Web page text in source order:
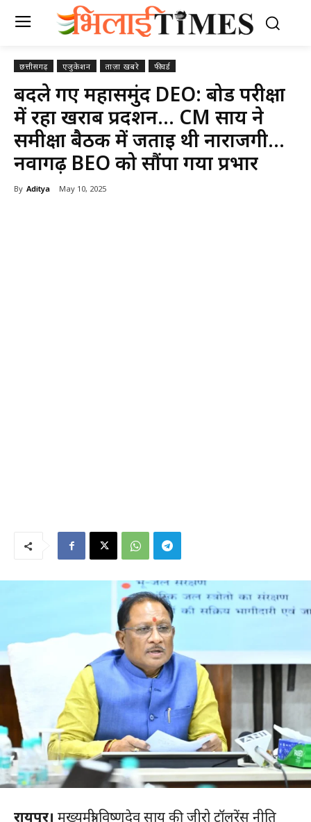
छत्तीसगढ़ एजुकेशन ताज़ा खबरे फीचर्ड
बदले गए महासमुंद DEO: बोर्ड परीक्षा
में रहा खराब प्रदर्शन… CM साय ने
समीक्षा बैठक में जताई थी नाराजगी…
नवागढ़ BEO को सौंपा गया प्रभार
By Aditya May 10, 2025
रायपुर। मुख्यमंत्री विष्णुदेव साय की जीरो टॉलरेंस नीति